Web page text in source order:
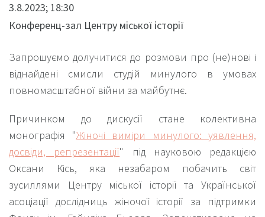
3.8.2023; 18:30
Конференц-зал Центру міської історії
Запрошуємо долучитися до розмови про (не)нові і
віднайдені смисли студій минулого в умовах
повномасштабної війни за майбутнє.
Причинком до дискусії стане колективна
монографія "Жіночі виміри минулого: уявлення,
досвіди, репрезентації" під науковою редакцією
Оксани Кісь, яка незабаром побачить світ
зусиллями Центру міської історії та Української
асоціації дослідниць жіночої історії за підтримки